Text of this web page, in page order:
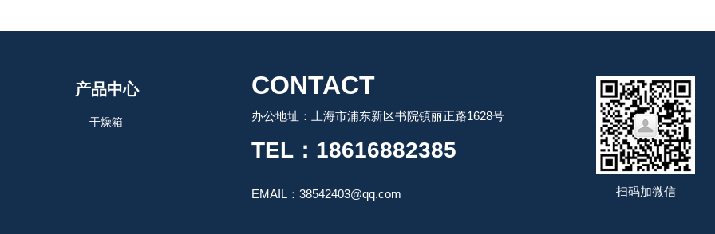
产品中心
干燥箱
CONTACT
办公地址：上海市浦东新区书院镇丽正路1628号
TEL：18616882385
EMAIL：38542403@qq.com 扫码加微信